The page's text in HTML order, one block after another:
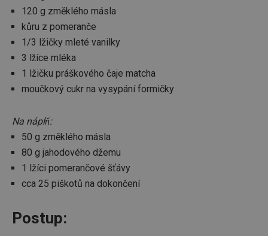
120 g změklého másla
kůru z pomeranče
1/3 lžičky mleté vanilky
3 lžíce mléka
1 lžičku práškového čaje matcha
moučkový cukr na vysypání formičky
Na náplň:
50 g změklého másla
80 g jahodového džemu
1 lžíci pomerančové šťávy
cca 25 piškotů na dokončení
Postup: